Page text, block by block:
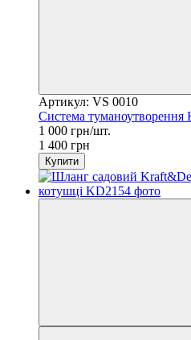
Артикул: VS 0010
Система туманоутворення
1 000 грн/шт.
1 400 грн
Купити